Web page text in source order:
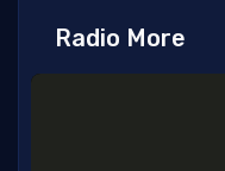
Radio More